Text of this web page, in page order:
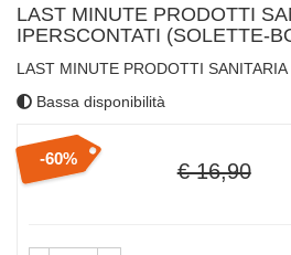
LAST MINUTE PRODOTTI
IPERSCONTATI (SOLETTE-
LAST MINUTE PRODOTTI SANITARIA
Bassa disponibilità
Sconto
60%
€ 16,90